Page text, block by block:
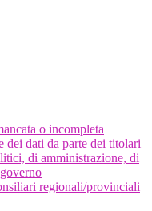
o incompleta
dei dati da parte dei titolari
di amministrazione, di
regionali/provinciali